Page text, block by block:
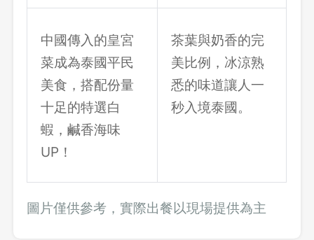
中國傳入的皇宮
菜成為泰國平民
美食，搭配份量
十足的特選白
蝦，鹹香海味
UP！
茶葉與奶香的完
美比例，冰涼熟
悉的味道讓人一
秒入境泰國。
圖片僅供參考，實際出餐以現場提供為主